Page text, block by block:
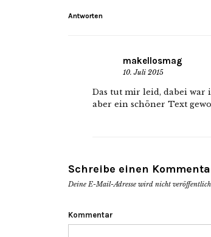
Antworten
makellosmag
10. Juli 2015
Das tut mir leid, dabei war
aber ein schöner Text
Schreibe einen
Deine E-Mail-Adresse wird nicht
Kommentar